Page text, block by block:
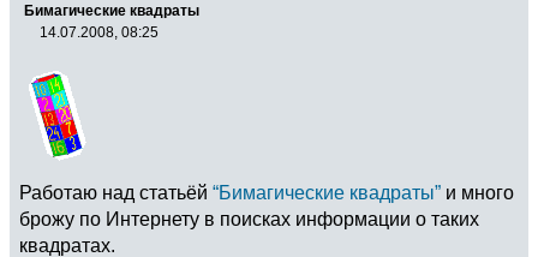
Бимагические квадраты
14.07.2008, 08:25
Работаю над статьёй “Бимагические квадраты” и много
брожу по Интернету в поисках информации о таких
квадратах.